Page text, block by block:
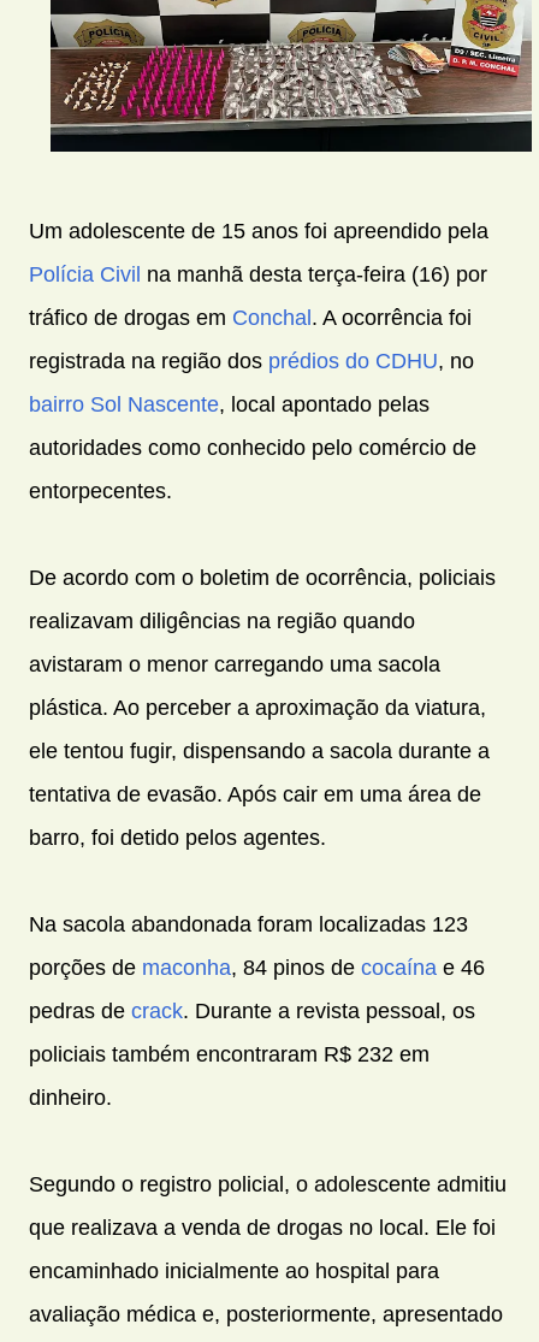
Um adolescente de 15 anos foi apreendido pela
Polícia Civil na manhã desta terça-feira (16) por
tráfico de drogas em Conchal . A ocorrência foi
registrada na região dos prédios do CDHU, no
bairro Sol Nascente, local apontado pelas
autoridades como conhecido pelo comércio de
entorpecentes.
De acordo com o boletim de ocorrência, policiais
realizavam diligências na região quando
avistaram o menor carregando uma sacola
plástica. Ao perceber a aproximação da viatura,
ele tentou fugir, dispensando a sacola durante a
tentativa de evasão. Após cair em uma área de
barro, foi detido pelos agentes.
Na sacola abandonada foram localizadas 123
porções de maconha, 84 pinos de cocaína e 46
pedras de crack. Durante a revista pessoal, os
policiais também encontraram R$ 232 em
dinheiro.
Segundo o registro policial, o adolescente admitiu
que realizava a venda de drogas no local. Ele foi
encaminhado inicialmente ao hospital para
avaliação médica e, posteriormente, apresentado